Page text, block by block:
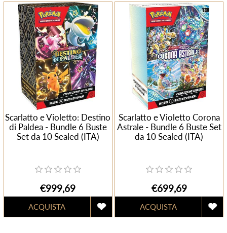
Scarlatto e Violetto: Destino
di Paldea - Bundle 6 Buste
Set da 10 Sealed (ITA)
€999,69
Scarlatto e Violetto Corona
Astrale - Bundle 6 Buste Set
da 10 Sealed (ITA)
€699,69